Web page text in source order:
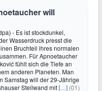
will
- Es ist stockdunkel,
Wasserdruck presst die
Bruchteil ihres normalen
Für Apnoetaucher
fühlt sich die Tiefe an
anderen Planeten. Man
Samstag will der 29-Jährige
Steilwand mit[…] (01)